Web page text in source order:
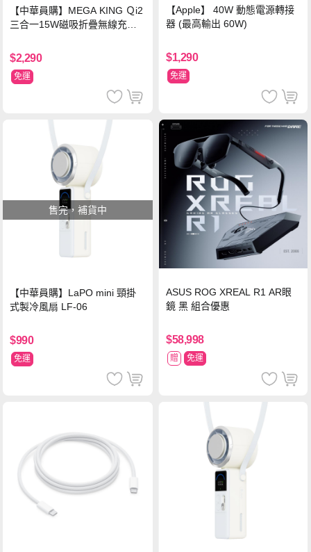
【中華員購】MEGA KING Ｑi2
三合一15W磁吸折疊無線充電
$2,290
免運
【Apple】 40W 動態電源轉接
器 (最高輸出 60W)
$1,290
免運
售完，補貨中
【中華員購】LaPO mini 頸掛
式製冷風扇 LF-06
$990
免運
ASUS ROG XREAL R1 AR眼
鏡 黑 組合優惠
$58,998
贈 免運